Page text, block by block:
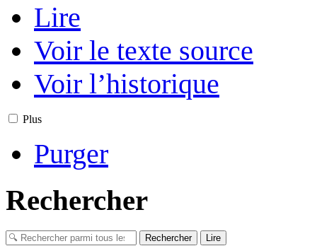
Lire
Voir le texte source
Voir l’historique
Plus
Purger
Rechercher